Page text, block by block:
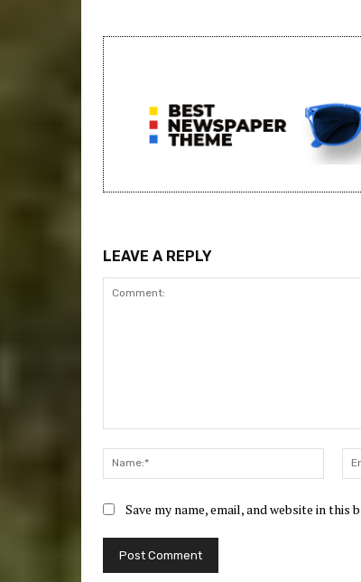
LEAVE A REPLY
Name:*
Save my name, email, and website in